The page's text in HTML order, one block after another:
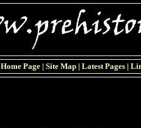
Home Page| Site Map| Latest Pages|